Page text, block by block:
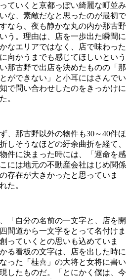
ていくと京都っぽい綺麗な町並み
な、素敵だなと思ったのが最初で
なら、夜も静かな丸の内か那古野
う。理由は、店を一歩出た瞬間に
なエリアではなく、店で味わった
向かうまでも感じてほしいという
那古野で出店を決めたものの「那
ができない」と小耳にはさんでい
で問い合わせしたのをきっかけに
。
、那古野以外の物件も30～40件ほ
しそうなほどの紆余曲折を経て、
件に決まった時には、「運命を感
には地元の不動産会社はじめ関係
存在が大きかったと思っていま
た。
「自分の名前の一文字と、店を開
間道から一文字をとって名付けま
っていくとの思いも込めていま
る看板の文字は、店を出した時に
った「桂喜」の大将と女将に書い
したものだ。「とにかく僕は、今